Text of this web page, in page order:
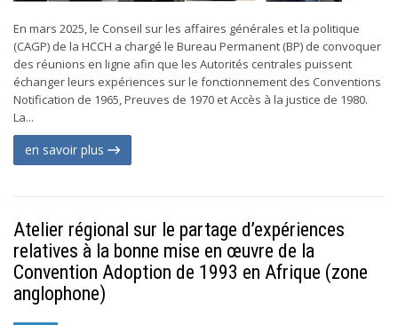
En mars 2025, le Conseil sur les affaires générales et la politique
(CAGP) de la HCCH a chargé le Bureau Permanent (BP) de convoquer
des réunions en ligne afin que les Autorités centrales puissent
échanger leurs expériences sur le fonctionnement des Conventions
Notification de 1965, Preuves de 1970 et Accès à la justice de 1980.
La...
en savoir plus
Atelier régional sur le partage d’expériences
relatives à la bonne mise en œuvre de la
Convention Adoption de 1993 en Afrique (zone
anglophone)